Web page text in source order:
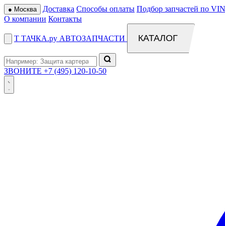
● Москва Доставка Способы оплаты Подбор запчастей по
О компании Контакты
Т ТАЧКА.ру АВТОЗАПЧАСТИ КАТАЛОГ
ЗВОНИТЕ +7 (495) 120-10-50